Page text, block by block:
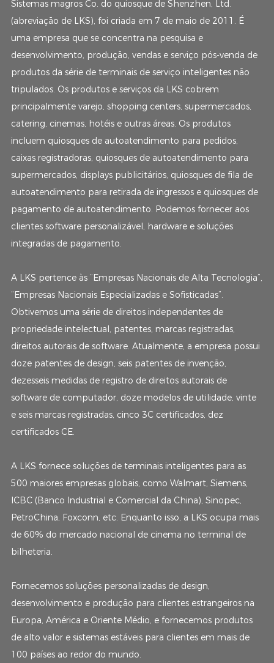
Sistemas magros Co. do quiosque de Shenzhen, Ltd.
(abreviação de LKS), foi criada em 7 de maio de 2011. É
uma empresa que se concentra na pesquisa e
desenvolvimento, produção, vendas e serviço pós-venda de
produtos da série de terminais de serviço inteligentes não
tripulados. Os produtos e serviços da LKS cobrem
principalmente varejo, shopping centers, supermercados,
catering, cinemas, hotéis e outras áreas. Os produtos
incluem quiosques de autoatendimento para pedidos,
caixas registradoras, quiosques de autoatendimento para
supermercados, displays publicitários, quiosques de fila de
autoatendimento para retirada de ingressos e quiosques de
pagamento de autoatendimento. Podemos fornecer aos
clientes software personalizável, hardware e soluções
integradas de pagamento.
A LKS pertence às “Empresas Nacionais de Alta Tecnologia”,
“Empresas Nacionais Especializadas e Sofisticadas”.
Obtivemos uma série de direitos independentes de
propriedade intelectual, patentes, marcas registradas,
direitos autorais de software. Atualmente, a empresa possui
doze patentes de design, seis patentes de invenção,
dezesseis medidas de registro de direitos autorais de
software de computador, doze modelos de utilidade, vinte
e seis marcas registradas, cinco 3C certificados, dez
certificados CE.
A LKS fornece soluções de terminais inteligentes para as
500 maiores empresas globais, como Walmart, Siemens,
ICBC (Banco Industrial e Comercial da China), Sinopec,
PetroChina, Foxconn, etc. Enquanto isso, a LKS ocupa mais
de 60% do mercado nacional de cinema no terminal de
bilheteria.
Fornecemos soluções personalizadas de design,
desenvolvimento e produção para clientes estrangeiros na
Europa, América e Oriente Médio, e fornecemos produtos
de alto valor e sistemas estáveis ​​para clientes em mais de
100 países ao redor do mundo.